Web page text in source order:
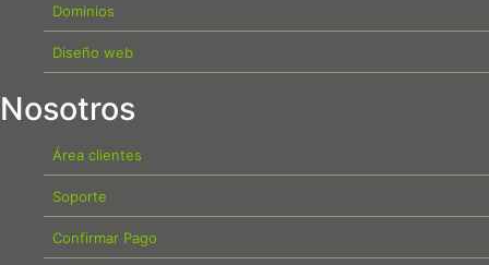
Dominios
Diseño web
Nosotros
Área clientes
Soporte
Confirmar Pago